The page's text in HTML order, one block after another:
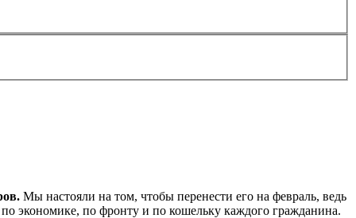
Мы настояли на том, чтобы перенести его на февраль, ведь
экономике, по фронту и по кошельку каждого гражданина.